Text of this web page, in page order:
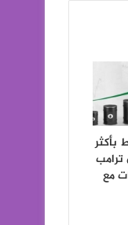
بأكثر
ترامب
مع